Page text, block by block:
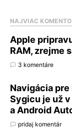
NAJVIAC
Apple
RAM, zrejme
3 komentáre
Navigácia
Sygicu je už
a Android
pridaj komentár